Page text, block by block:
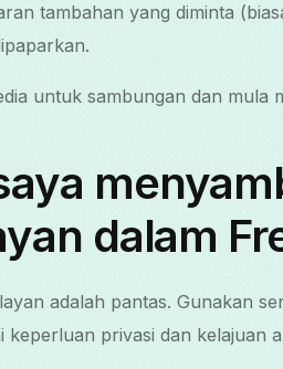
tambahan yang diminta
untuk sambungan dan mula
dalam
adalah pantas. Gunakan
keperluan privasi dan kelajuan